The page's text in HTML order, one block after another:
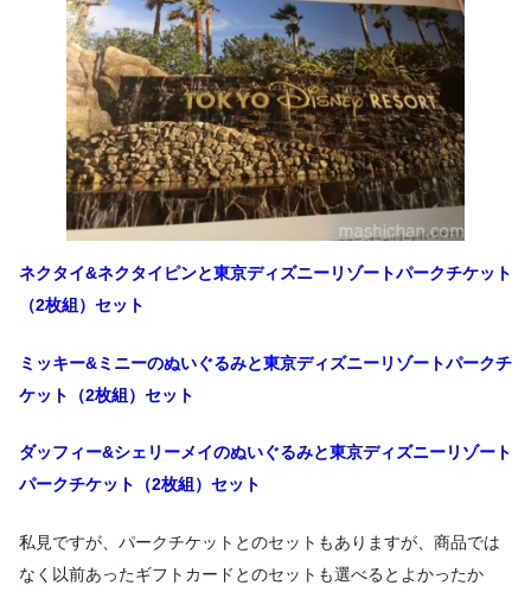
ネクタイ&ネクタイピンと東京ディズニーリゾートパークチケット
（2枚組）セット
ミッキー&ミニーのぬいぐるみと東京ディズニーリゾートパークチ
ケット（2枚組）セット
ダッフィー&シェリーメイのぬいぐるみと東京ディズニーリゾート
パークチケット（2枚組）セット
私見ですが、パークチケットとのセットもありますが、商品では
なく以前あったギフトカードとのセットも選べるとよかったか